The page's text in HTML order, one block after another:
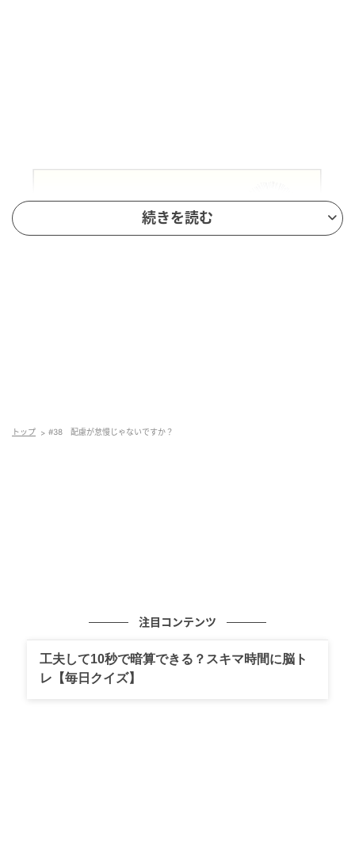
続きを読む
トップ #38 配慮が怠慢じゃないですか？
注目コンテンツ
工夫して10秒で暗算できる？スキマ時間に脳ト
レ【毎日クイズ】